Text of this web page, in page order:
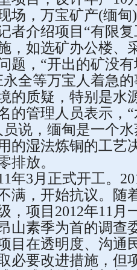
场，万宝矿产(缅
者介绍项目“有限
，如选矿办公楼、
题，“开出的矿没
全等万宝人着急
的质疑，特别是水
的管理人员表示，
说，缅甸是一个
的湿法炼铜的工艺
排放。
3月正式开工。
满，开始抗议。随
，项目2012年11月
山素季为首的调查
目在透明度、沟通
必要改进措施，但